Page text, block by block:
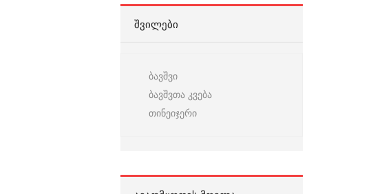
ᲨᲕᲘᲚᲔᲑᲘ
ბავშვი
ბავშვთა კვება
თინეიჯერი